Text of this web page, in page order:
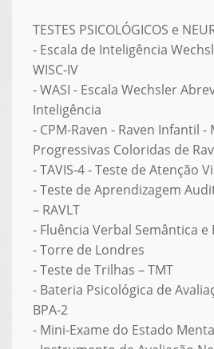
TESTES PSICOLÓGICOS e
- Escala de Inteligência
WISC-IV
- WASI - Escala Wechsler
Inteligência
- CPM-Raven - Raven Infantil -
Progressivas Coloridas de
- TAVIS-4 - Teste de Atenção
- Teste de Aprendizagem
– RAVLT
- Fluência Verbal Semântica e
- Torre de Londres
- Teste de Trilhas – TMT
- Bateria Psicológica de
BPA-2
- Mini-Exame do Estado